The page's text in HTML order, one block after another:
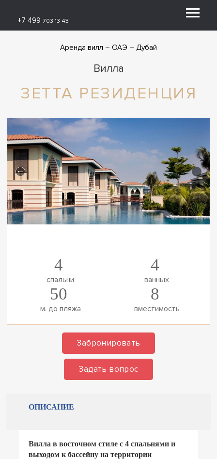
+7 499 703 13 43
Аренда вилл ОАЭ Дубай
Вилла
ЗЕТТА РЕЗИДЕНЦИЯ
4
спальни
4
ванных
50
м. до пляжа
8
вместимость
Забронировать
Задать вопрос
ОПИСАНИЕ
Вилла в восточном стиле с 4 спальнями и
выходом к бассейну на территории